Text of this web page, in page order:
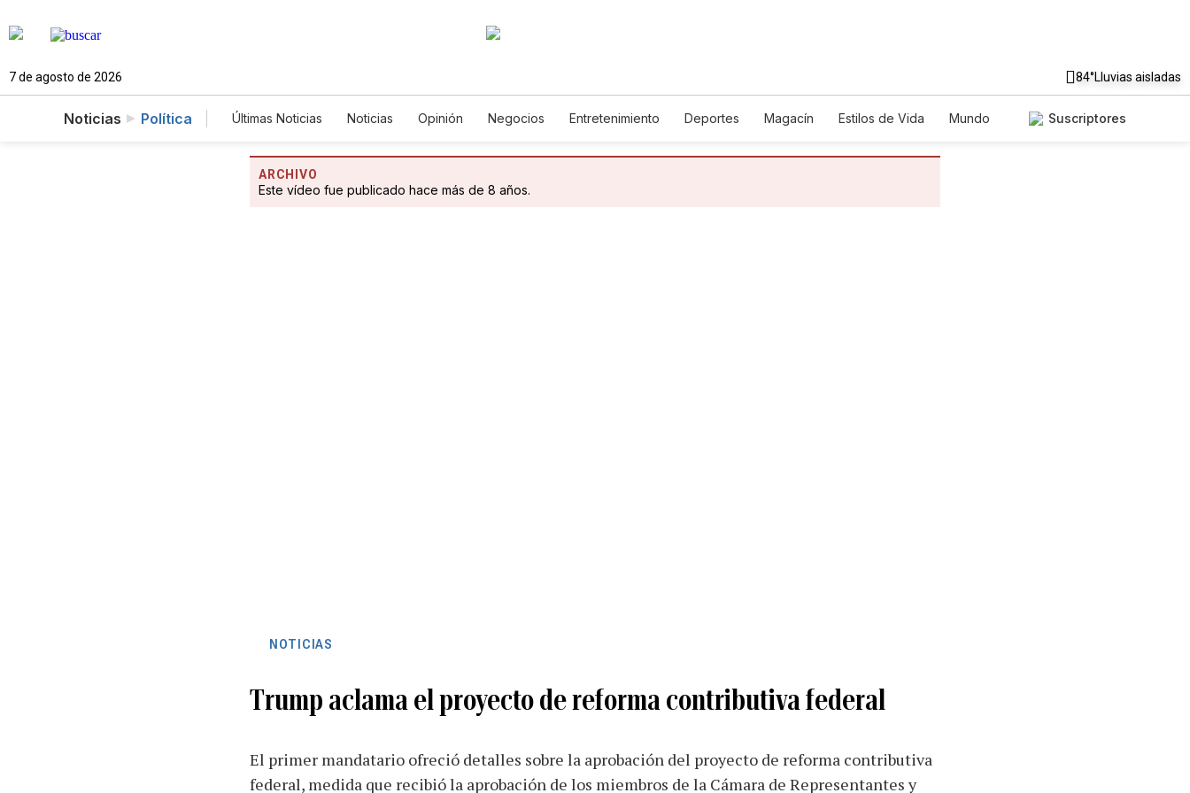
7 de agosto de 2026 84°Lluvias aisladas
Noticias Política Últimas Noticias Noticias Opinión Negocios Entretenimiento Deportes Magacín Estilos de Vida
Mundo
Suscriptores
ARCHIVO
Este vídeo fue publicado hace más de 8 años.
NOTICIAS
Trump aclama el proyecto de reforma contributiva federal
El primer mandatario ofreció detalles sobre la aprobación del proyecto de reforma contributiva
federal, medida que recibió la aprobación de los miembros de la Cámara de Representantes y